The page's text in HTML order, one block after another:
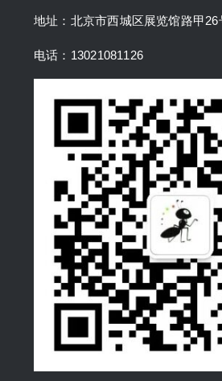
地址：北京市西城区展览馆路甲26
电话：13021081126